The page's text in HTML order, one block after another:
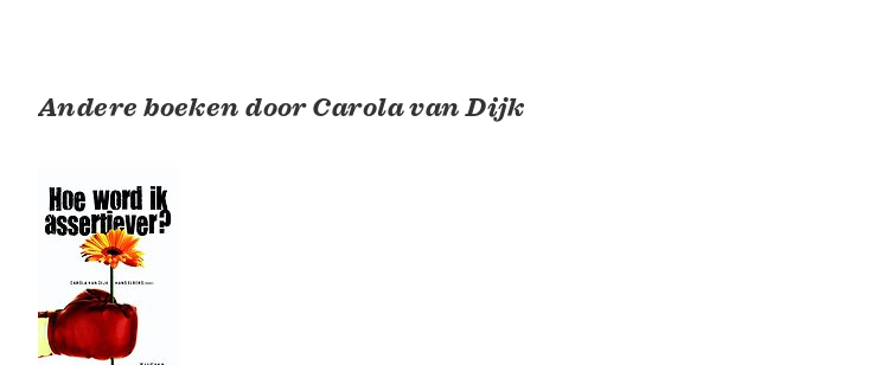
Andere boeken door Carola van Dijk